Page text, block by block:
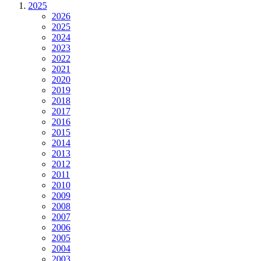
2025
2026
2025
2024
2023
2022
2021
2020
2019
2018
2017
2016
2015
2014
2013
2012
2011
2010
2009
2008
2007
2006
2005
2004